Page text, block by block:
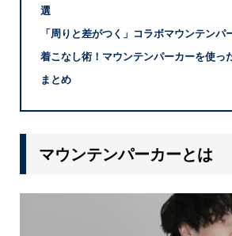
選
「周りと差がつく」コラボマウンテンパ
着こなし術！マウンテンパーカーを使っ
まとめ
マウンテンパーカーとは